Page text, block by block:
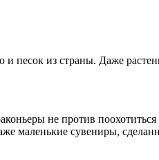
и песок из страны. Даже
не против
маленькие сувениры,